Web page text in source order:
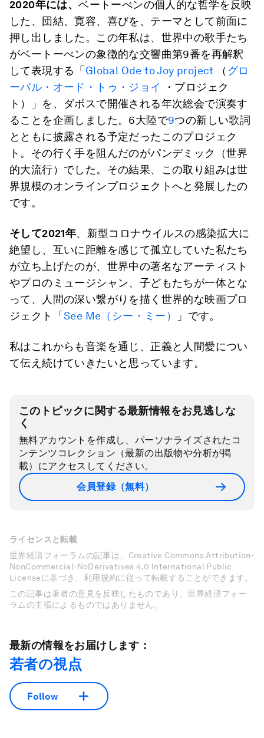
2020年には、ベートーべンの個人的な哲学を反映
した、団結、寛容、喜びを、テーマとして前面に
押し出しました。この年私は、世界中の歌手たち
がベートーべンの象徴的な交響曲第9番を再解釈
して表現する「 Global Ode to Joy project （ グロ
ーバル・オード・トゥ・ジョイ
・プロジェク
ト）」を、ダボスで開催される年次総会で演奏す
ることを企画しました。6大陸で9つの新しい歌詞
とともに披露される予定だったこのプロジェク
ト。その行く手を阻んだのがパンデミック（世界
的大流行）でした。その結果、この取り組みは世
界規模のオンラインプロジェクトへと発展したの
です。
そして2021年、新型コロナウイルスの感染拡大に
絶望し、互いに距離を感じて孤立していた私たち
が立ち上げたのが、世界中の著名なアーティスト
やプロのミュージシャン、子どもたちが一体とな
って、人間の深い繋がりを描く世界的な映画プロ
ジェクト「 See Me （シー・ミー） 」です。
私はこれからも音楽を通じ、正義と人間愛につい
て伝え続けていきたいと思っています。
このトピックに関する最新情報をお見逃しな
く
無料アカウントを作成し、パーソナライズされたコ
ンテンツコレクション（最新の出版物や分析が掲
載）にアクセスしてください。
会員登録（無料）
ライセンスと転載
世界経済フォーラムの記事は、Creative Commons Attribution-
NonCommercial-NoDerivatives 4.0 International Public
Licenseに基づき、利用規約に従って転載することができます。
この記事は著者の意見を反映したものであり、世界経済フォー
ラムの主張によるものではありません。
最新の情報をお届けします：
若者の視点
Follow